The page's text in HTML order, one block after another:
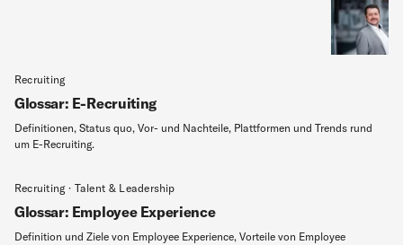
Recruiting
Glossar: E-Recruiting
Definitionen, Status quo, Vor- und Nachteile, Plattformen und Trends rund
um E-Recruiting.
Recruiting · Talent & Leadership
Glossar: Employee Experience
Definition und Ziele von Employee Experience, Vorteile von Employee